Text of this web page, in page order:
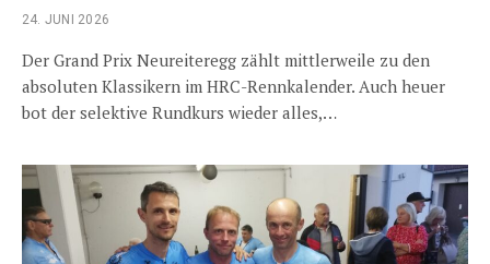
24. JUNI 2026
Der Grand Prix Neureiteregg zählt mittlerweile zu den
absoluten Klassikern im HRC-Rennkalender. Auch heuer
bot der selektive Rundkurs wieder alles,…